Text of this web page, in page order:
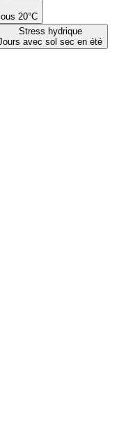
20°C
Stress hydrique
avec sol sec en été